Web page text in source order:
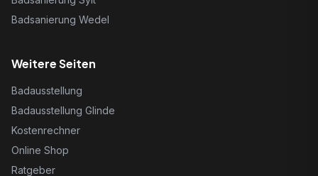
Badsanierung Wedel
Weitere Seiten
Badausstellung
Badausstellung Glinde
Kostenrechner
Online Shop
Ratgeber